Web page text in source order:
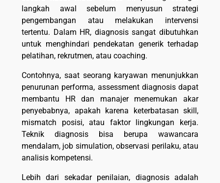
langkah awal sebelum menyusun strategi
pengembangan atau melakukan intervensi
tertentu. Dalam HR, diagnosis sangat dibutuhkan
untuk menghindari pendekatan generik terhadap
pelatihan, rekrutmen, atau coaching.
Contohnya, saat seorang karyawan menunjukkan
penurunan performa, assessment diagnosis dapat
membantu HR dan manajer menemukan akar
penyebabnya, apakah karena keterbatasan skill,
mismatch posisi, atau faktor lingkungan kerja.
Teknik diagnosis bisa berupa wawancara
mendalam, job simulation, observasi perilaku, atau
analisis kompetensi.
Lebih dari sekadar penilaian, diagnosis adalah